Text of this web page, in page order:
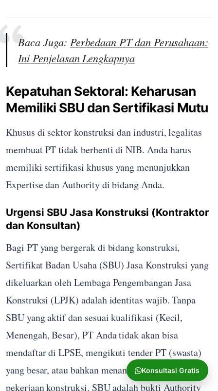
Baca Juga: Perbedaan PT dan Perusahaan:
Ini Penjelasan Lengkapnya
Kepatuhan Sektoral: Keharusan
Memiliki SBU dan Sertifikasi Mutu
Khusus di sektor konstruksi dan industri, legalitas
membuat PT tidak berhenti di NIB. Anda harus
memiliki sertifikasi khusus yang menunjukkan
Expertise dan Authority di bidang Anda.
Urgensi SBU Jasa Konstruksi (Kontraktor
dan Konsultan)
Bagi PT yang bergerak di bidang konstruksi,
Sertifikat Badan Usaha (SBU) Jasa Konstruksi yang
dikeluarkan oleh Lembaga Pengembangan Jasa
Konstruksi (LPJK) adalah identitas wajib. Tanpa
SBU yang aktif dan sesuai kualifikasi (Kecil,
Menengah, Besar), PT Anda tidak akan bisa
mendaftar di LPSE, mengikuti tender PT (swasta)
yang besar, atau bahkan menandatangani kontrak
pekerjaan konstruksi. SBU adalah bukti Authority
Konsultasi Gratis